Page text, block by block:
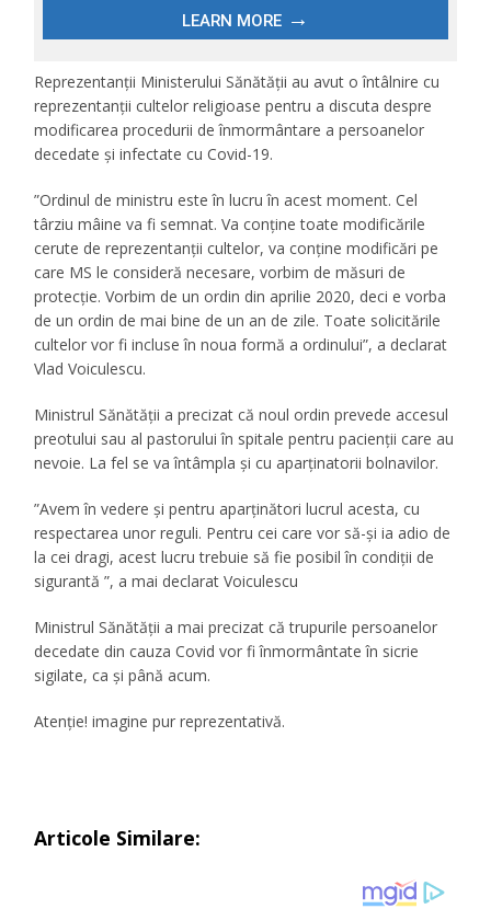
Reprezentanții Ministerului Sănătății au avut o întâlnire cu
reprezentanții cultelor religioase pentru a discuta despre
modificarea procedurii de înmormântare a persoanelor
decedate și infectate cu Covid-19.
”Ordinul de ministru este în lucru în acest moment. Cel
târziu mâine va fi semnat. Va conţine toate modificările
cerute de reprezentanţii cultelor, va conține modificări pe
care MS le consideră necesare, vorbim de măsuri de
protecţie. Vorbim de un ordin din aprilie 2020, deci e vorba
de un ordin de mai bine de un an de zile. Toate solicitările
cultelor vor fi incluse în noua formă a ordinului”, a declarat
Vlad Voiculescu.
Ministrul Sănătății a precizat că noul ordin prevede accesul
preotului sau al pastorului în spitale pentru pacienții care au
nevoie. La fel se va întâmpla și cu aparținatorii bolnavilor.
”Avem în vedere şi pentru aparţinători lucrul acesta, cu
respectarea unor reguli. Pentru cei care vor să-și ia adio de
la cei dragi, acest lucru trebuie să fie posibil în condiții de
sigurantă ”, a mai declarat Voiculescu
Ministrul Sănătății a mai precizat că trupurile persoanelor
decedate din cauza Covid vor fi înmormântate în sicrie
sigilate, ca și până acum.
Atenție! imagine pur reprezentativă.
Articole Similare: